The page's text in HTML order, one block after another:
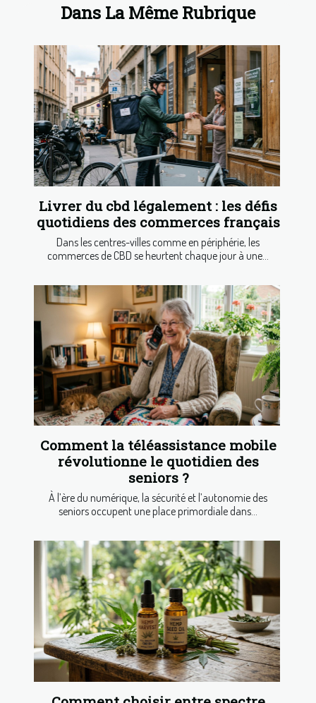
Dans La Même Rubrique
Livrer du cbd légalement : les défis
quotidiens des commerces français
Dans les centres-villes comme en périphérie, les
commerces de CBD se heurtent chaque jour à une...
Comment la téléassistance mobile
révolutionne le quotidien des
seniors ?
À l’ère du numérique, la sécurité et l’autonomie des
seniors occupent une place primordiale dans...